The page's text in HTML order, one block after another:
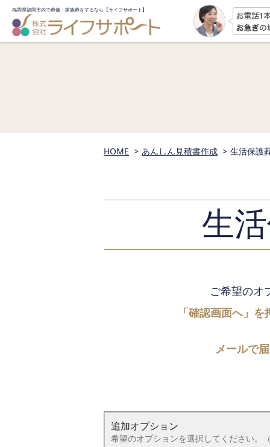
福岡県福岡市内で葬儀・家族葬をするなら 【ライフサポート】
HOME あんしん見積書作成 生活保護
生
ご希望のオ
「確認画面へ」
メールで
追加オプション
希望のオプションを選択してください。